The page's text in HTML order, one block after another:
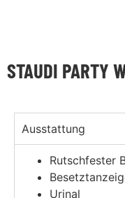
STAUDI PARTY
Ausstattung
Rutschfester
Urinal